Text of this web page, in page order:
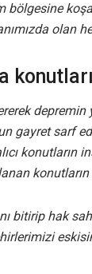
bölgesine
olan
depremin
gayret sarf
konutların
bitirip hak